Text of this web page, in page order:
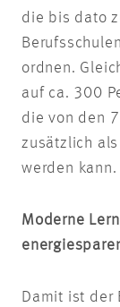
die bis dato
ordnen.
auf ca. 300
die von den
zusätzlich
werden kann.
Moderne
Damit ist der